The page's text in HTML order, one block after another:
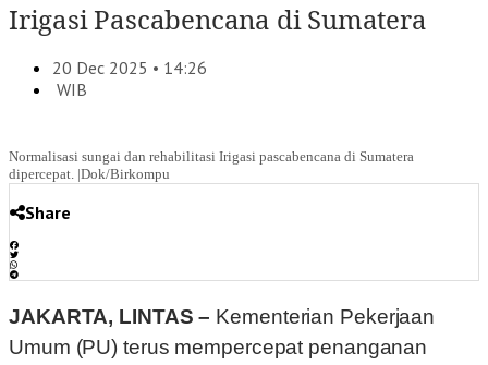
Irigasi Pascabencana di Sumatera
20 Dec 2025 • 14:26
WIB
Normalisasi sungai dan rehabilitasi Irigasi pascabencana di Sumatera
dipercepat. |Dok/Birkompu
Share
JAKARTA, LINTAS – Kementerian Pekerjaan
Umum (PU) terus mempercepat penanganan